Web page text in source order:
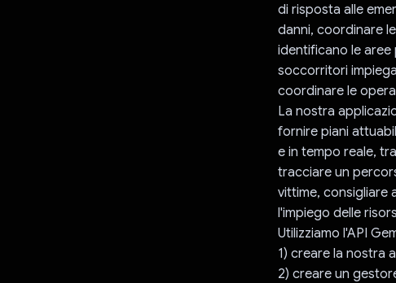
di risposta alle
danni, coordinare
identificano le aree
soccorritori
coordinare le
La nostra
fornire piani
e in tempo reale,
tracciare un
vittime, consigliare
l'impiego delle
Utilizziamo l'API
1) creare la nostra
2) creare un